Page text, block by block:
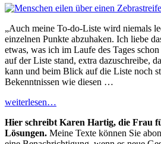
„Auch meine To-do-Liste wird niemals
einzelnen Punkte abzuhaken. Ich liebe
etwas, was ich im Laufe des Tages schon
auf der Liste stand, extra dazuschreibe,
kann und beim Blick auf die Liste noch
Bekenntnissen wie diesen …
weiterlesen…
Hier schreibt Karen Hartig, die Frau
Lösungen. Meine Texte können Sie